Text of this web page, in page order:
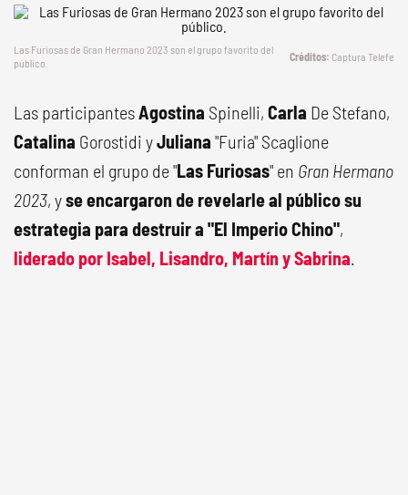
Las Furiosas de Gran Hermano 2023 son el grupo favorito del
público.
Captura Telefe
Las participantesAgostina Spinelli, Carla De Stefano,
Catalina Gorostidi yJuliana "Furia" Scaglione
conforman el grupo de "Las Furiosas" en Gran Hermano
2023, yse encargaron de revelarle al público su
estrategia para destruir a "El Imperio Chino",
liderado por Isabel, Lisandro, Martín y Sabrina.